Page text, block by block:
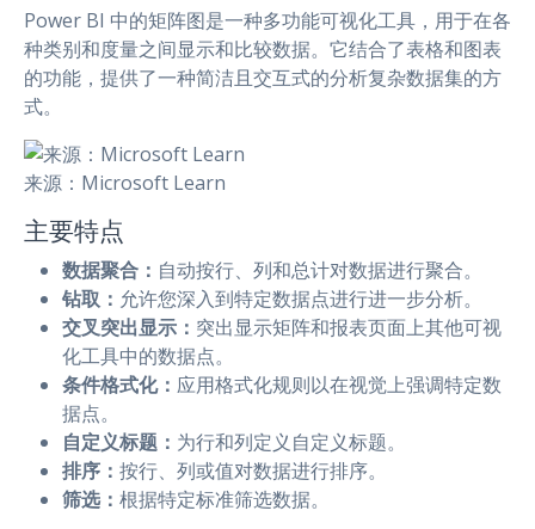
Power BI 中的矩阵图是一种多功能可视化工具，用于在各
种类别和度量之间显示和比较数据。它结合了表格和图表
的功能，提供了一种简洁且交互式的分析复杂数据集的方
式。
来源：Microsoft Learn
主要特点
数据聚合： 自动按行、列和总计对数据进行聚合。
钻取： 允许您深入到特定数据点进行进一步分析。
交叉突出显示： 突出显示矩阵和报表页面上其他可视
化工具中的数据点。
条件格式化： 应用格式化规则以在视觉上强调特定数
据点。
自定义标题： 为行和列定义自定义标题。
排序： 按行、列或值对数据进行排序。
筛选： 根据特定标准筛选数据。